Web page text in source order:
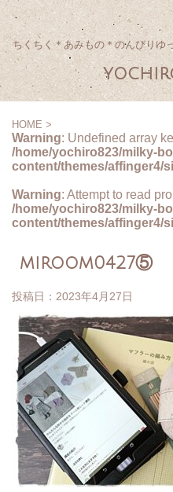
ちくちく＊あみもの＊のんびりゆ
HOME >
Warning: Undefined array
/home/yochiro823/milky-
content/themes/affinger4/
Warning: Attempt to read
/home/yochiro823/milky-
content/themes/affinger4/
miroom0427⑤
投稿日： 2023年4月27日